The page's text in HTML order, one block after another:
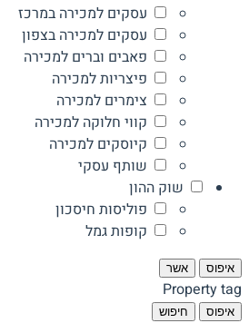
עסקים למכירה במרכז
עסקים למכירה בצפון
פאבים וברים למכירה
פיצריות למכירה
צימרים למכירה
קווי חלוקה למכירה
קיוסקים למכירה
שותף עסקי
שוק ההון
פוליסות חיסכון
קופות גמל
איפוס אשר
Property tag
איפוס חיפוש